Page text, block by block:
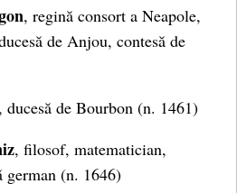
, regină consort a Neapole,
de Anjou, contesă de
, ducesă de Bourbon (n. 1461)
, filosof, matematician,
(n. 1646)